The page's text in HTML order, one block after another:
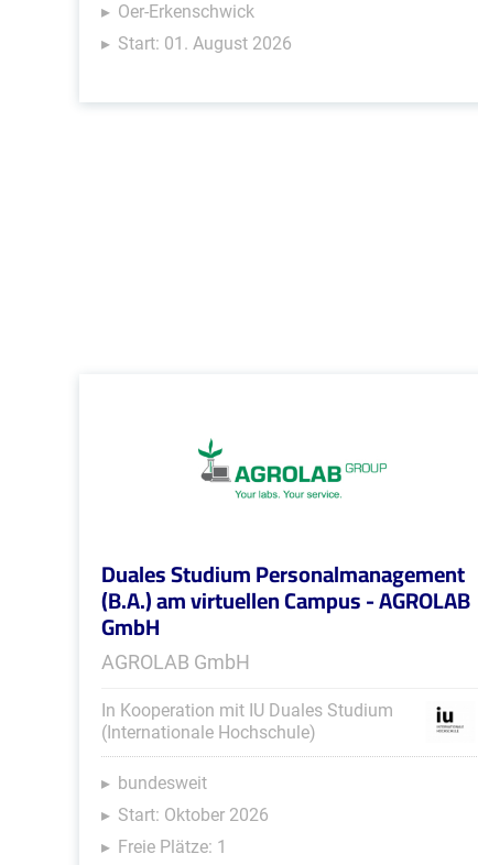
Oer-Erkenschwick
Start: 01. August 2026
Duales Studium Personalmanagement
(B.A.) am virtuellen Campus - AGROLAB
GmbH
AGROLAB GmbH
In Kooperation mit IU Duales Studium
(Internationale Hochschule)
bundesweit
Start: Oktober 2026
Freie Plätze: 1